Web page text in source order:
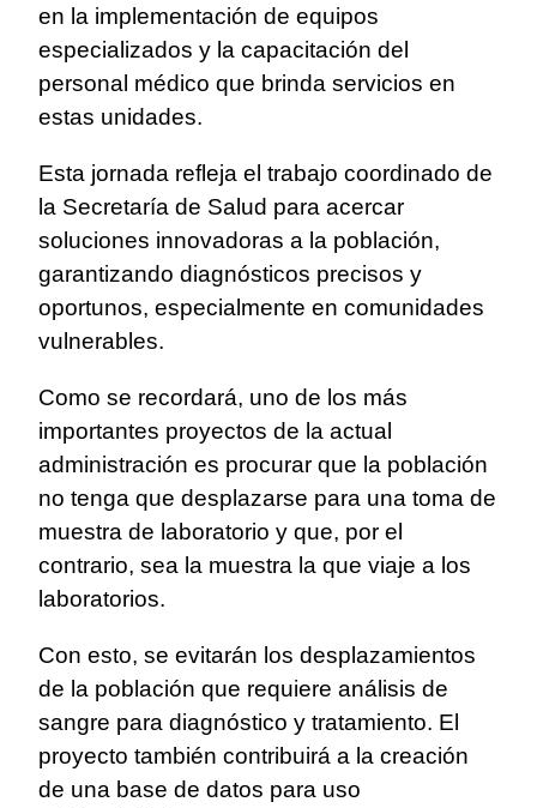
en la implementación de equipos
especializados y la capacitación del
personal médico que brinda servicios en
estas unidades.
Esta jornada refleja el trabajo coordinado de
la Secretaría de Salud para acercar
soluciones innovadoras a la población,
garantizando diagnósticos precisos y
oportunos, especialmente en comunidades
vulnerables.
Como se recordará, uno de los más
importantes proyectos de la actual
administración es procurar que la población
no tenga que desplazarse para una toma de
muestra de laboratorio y que, por el
contrario, sea la muestra la que viaje a los
laboratorios.
Con esto, se evitarán los desplazamientos
de la población que requiere análisis de
sangre para diagnóstico y tratamiento. El
proyecto también contribuirá a la creación
de una base de datos para uso